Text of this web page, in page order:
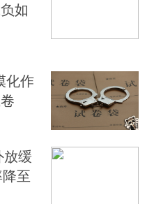
如
化作
放缓
至